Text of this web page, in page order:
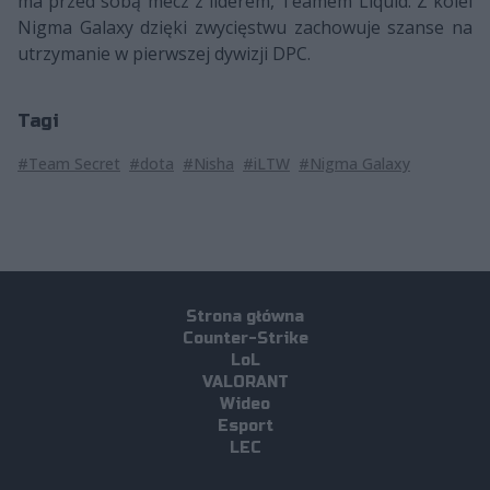
Nigma Galaxy dzięki zwycięstwu zachowuje szanse na
utrzymanie w pierwszej dywizji DPC.
Tagi
#Team Secret #dota #Nisha #iLTW #Nigma Galaxy
Strona główna
Counter-Strike
LoL
VALORANT
Wideo
Esport
LEC